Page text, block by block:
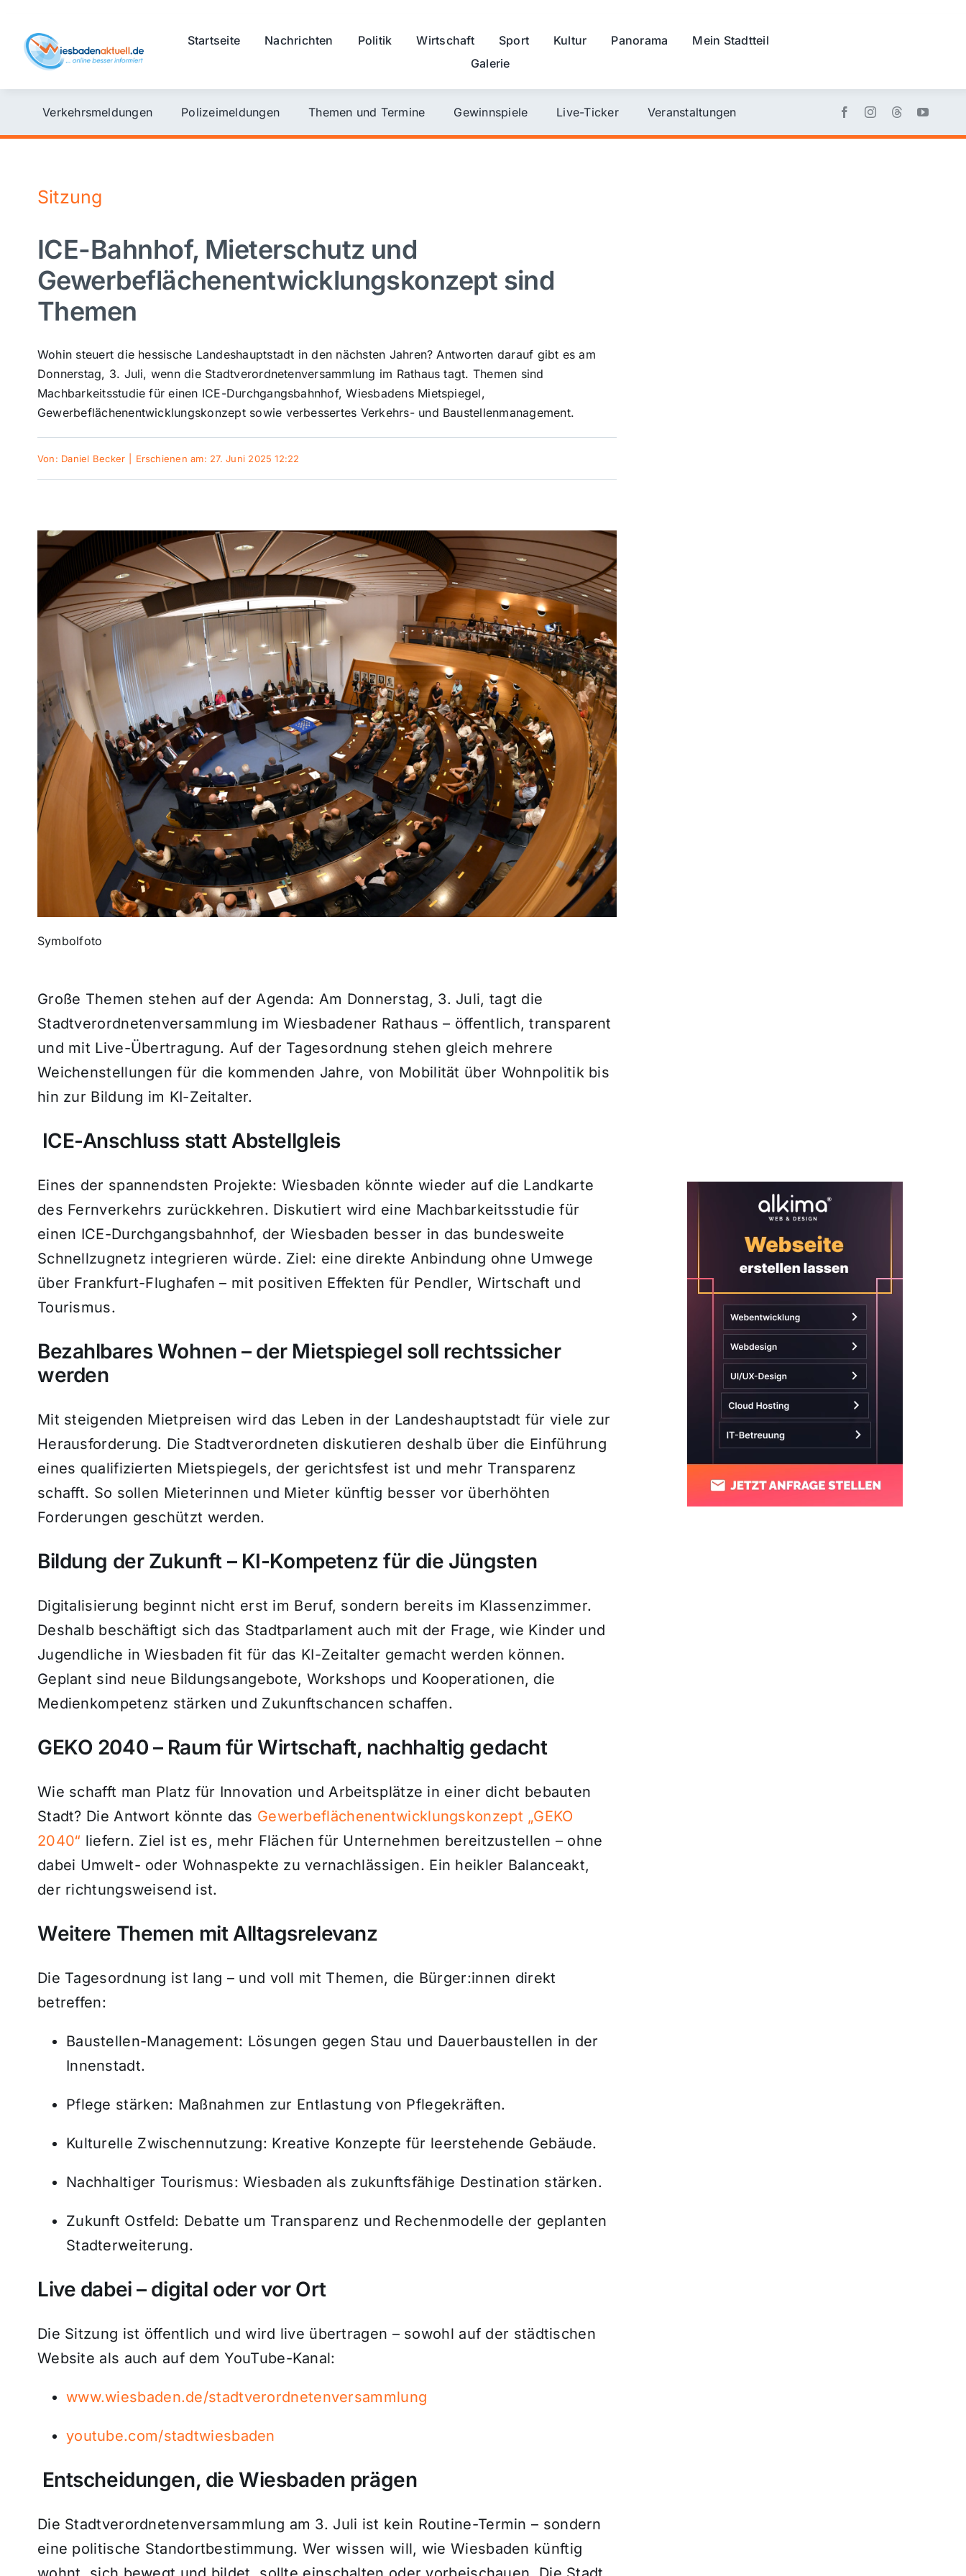
content
Startseite Nachrichten Politik Wirtschaft Sport Kultur Panorama
Mein Stadtteil
Galerie
Verkehrsmeldungen Polizeimeldungen Themen und Termine Gewinnspiele Live-Ticker Veranstaltungen
Sitzung
ICE-Bahnhof, Mieterschutz und
Gewerbeflächenentwicklungskonzept sind
Themen
Wohin steuert die hessische Landeshauptstadt in den nächsten Jahren? Antworten darauf gibt es am
Donnerstag, 3. Juli, wenn die Stadtverordnetenversammlung im Rathaus tagt. Themen sind
Machbarkeitsstudie für einen ICE-Durchgangsbahnhof, Wiesbadens Mietspiegel,
Gewerbeflächenentwicklungskonzept sowie verbessertes Verkehrs- und Baustellenmanagement.
Von: Daniel Becker Erschienen am: 27. Juni 2025 12:22
Symbolfoto
Große Themen stehen auf der Agenda: Am Donnerstag, 3. Juli, tagt die
Stadtverordnetenversammlung im Wiesbadener Rathaus – öffentlich, transparent
und mit Live-Übertragung. Auf der Tagesordnung stehen gleich mehrere
Weichenstellungen für die kommenden Jahre, von Mobilität über Wohnpolitik bis
hin zur Bildung im KI-Zeitalter.
ICE-Anschluss statt Abstellgleis
Eines der spannendsten Projekte: Wiesbaden könnte wieder auf die Landkarte
des Fernverkehrs zurückkehren. Diskutiert wird eine Machbarkeitsstudie für
einen ICE-Durchgangsbahnhof, der Wiesbaden besser in das bundesweite
Schnellzugnetz integrieren würde. Ziel: eine direkte Anbindung ohne Umwege
über Frankfurt-Flughafen – mit positiven Effekten für Pendler, Wirtschaft und
Tourismus.
Bezahlbares Wohnen – der Mietspiegel soll rechtssicher
werden
Mit steigenden Mietpreisen wird das Leben in der Landeshauptstadt für viele zur
Herausforderung. Die Stadtverordneten diskutieren deshalb über die Einführung
eines qualifizierten Mietspiegels, der gerichtsfest ist und mehr Transparenz
schafft. So sollen Mieterinnen und Mieter künftig besser vor überhöhten
Forderungen geschützt werden.
Bildung der Zukunft – KI-Kompetenz für die Jüngsten
Digitalisierung beginnt nicht erst im Beruf, sondern bereits im Klassenzimmer.
Deshalb beschäftigt sich das Stadtparlament auch mit der Frage, wie Kinder und
Jugendliche in Wiesbaden fit für das KI-Zeitalter gemacht werden können.
Geplant sind neue Bildungsangebote, Workshops und Kooperationen, die
Medienkompetenz stärken und Zukunftschancen schaffen.
GEKO 2040 – Raum für Wirtschaft, nachhaltig gedacht
Wie schafft man Platz für Innovation und Arbeitsplätze in einer dicht bebauten
Stadt? Die Antwort könnte das Gewerbeflächenentwicklungskonzept „GEKO
2040“ liefern. Ziel ist es, mehr Flächen für Unternehmen bereitzustellen – ohne
dabei Umwelt- oder Wohnaspekte zu vernachlässigen. Ein heikler Balanceakt,
der richtungsweisend ist.
Weitere Themen mit Alltagsrelevanz
Die Tagesordnung ist lang – und voll mit Themen, die Bürger:innen direkt
betreffen:
Baustellen-Management: Lösungen gegen Stau und Dauerbaustellen in der
Innenstadt.
Pflege stärken: Maßnahmen zur Entlastung von Pflegekräften.
Kulturelle Zwischennutzung: Kreative Konzepte für leerstehende Gebäude.
Nachhaltiger Tourismus: Wiesbaden als zukunftsfähige Destination stärken.
Zukunft Ostfeld: Debatte um Transparenz und Rechenmodelle der geplanten
Stadterweiterung.
Live dabei – digital oder vor Ort
Die Sitzung ist öffentlich und wird live übertragen – sowohl auf der städtischen
Website als auch auf dem YouTube-Kanal:
www.wiesbaden.de/stadtverordnetenversammlung
youtube.com/stadtwiesbaden
Entscheidungen, die Wiesbaden prägen
Die Stadtverordnetenversammlung am 3. Juli ist kein Routine-Termin – sondern
eine politische Standortbestimmung. Wer wissen will, wie Wiesbaden künftig